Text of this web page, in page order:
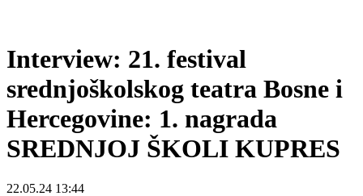
Interview: 21. festival
srednjoškolskog teatra Bosne i
Hercegovine: 1. nagrada
SREDNJOJ ŠKOLI KUPRES
22.05.24 13:44